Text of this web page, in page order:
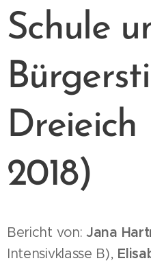
Schule
Dreieich
2018)
Bericht von:Jana
Intensivklasse B),